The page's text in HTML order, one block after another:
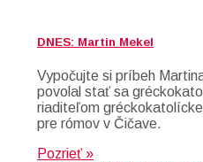
DNES: Martin Mekel
Vypočujte si príbeh
povolal stať sa
riaditeľom
pre rómov v Čičave.
Pozrieť »